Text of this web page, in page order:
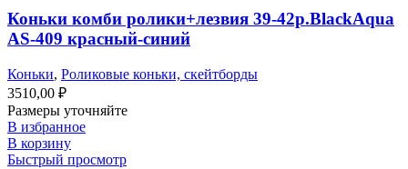
Коньки комби ролики+лезвия 39-42р.BlackAqua
AS-409 красный-синий
Коньки, Роликовые коньки, скейтборды
3510,00 ₽
Размеры уточняйте
В избранное
В корзину
Быстрый просмотр